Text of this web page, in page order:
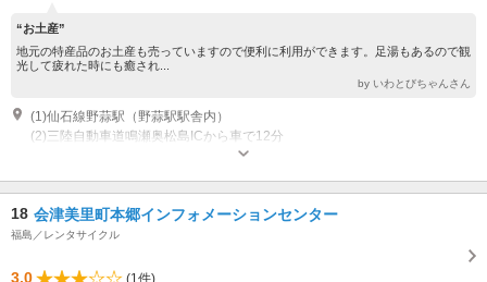
“お土産”
地元の特産品のお土産も売っていますので便利に利用ができます。足湯もあるので観
光して疲れた時にも癒され...
by いわとびちゃんさん
(1)仙石線野蒜駅（野蒜駅駅舎内）
(2)三陸自動車道鳴瀬奥松島ICから車で12分
営業時間：8:00～18:00 受付時間：8:30～17:30 休業：年末年始
18 会津美里町本郷インフォメーションセンター
福島／レンタサイクル
3.0 (1件)